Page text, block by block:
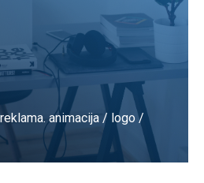
animacija / logo /